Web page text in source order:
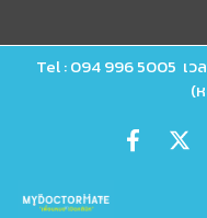
Tel : 094 996 5005 เว
(